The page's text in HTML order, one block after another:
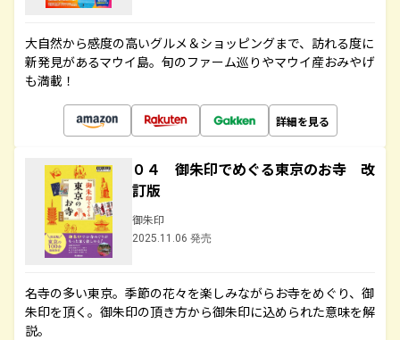
大自然から感度の高いグルメ＆ショッピングまで、訪れる度に
新発見があるマウイ島。旬のファーム巡りやマウイ産おみやげ
も満載！
詳細を見る
０４ 御朱印でめぐる東京のお寺 改
訂版
御朱印
2025.11.06 発売
名寺の多い東京。季節の花々を楽しみながらお寺をめぐり、御
朱印を頂く。御朱印の頂き方から御朱印に込められた意味を解
説。